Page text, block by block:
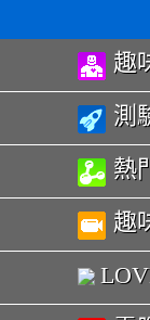
趣
測
熱
趣